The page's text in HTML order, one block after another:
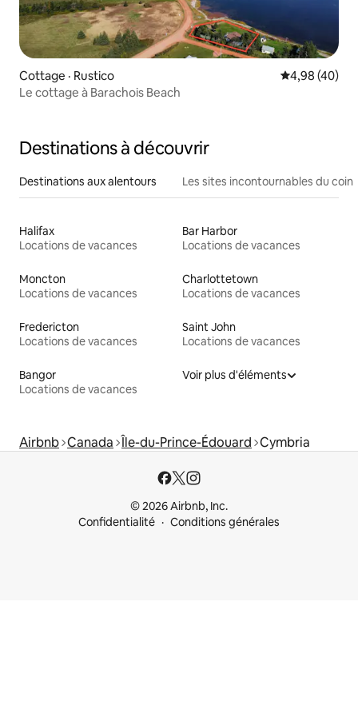
Cottage · Rustico Note
4,98 (40)
Le cottage à Barachois Beach
Destinations à découvrir
Destinations aux alentours Les sites incontournables du coin
Halifax
Locations de vacances
Bar Harbor
Locations de vacances
Moncton
Locations de vacances
Charlottetown
Locations de vacances
Fredericton
Locations de vacances
Saint John
Locations de vacances
Bangor
Locations de vacances
Voir plus d'éléments
Airbnb Canada Île-du-Prince-Édouard Cymbria
© 2026 Airbnb, Inc.
Confidentialité
Conditions générales